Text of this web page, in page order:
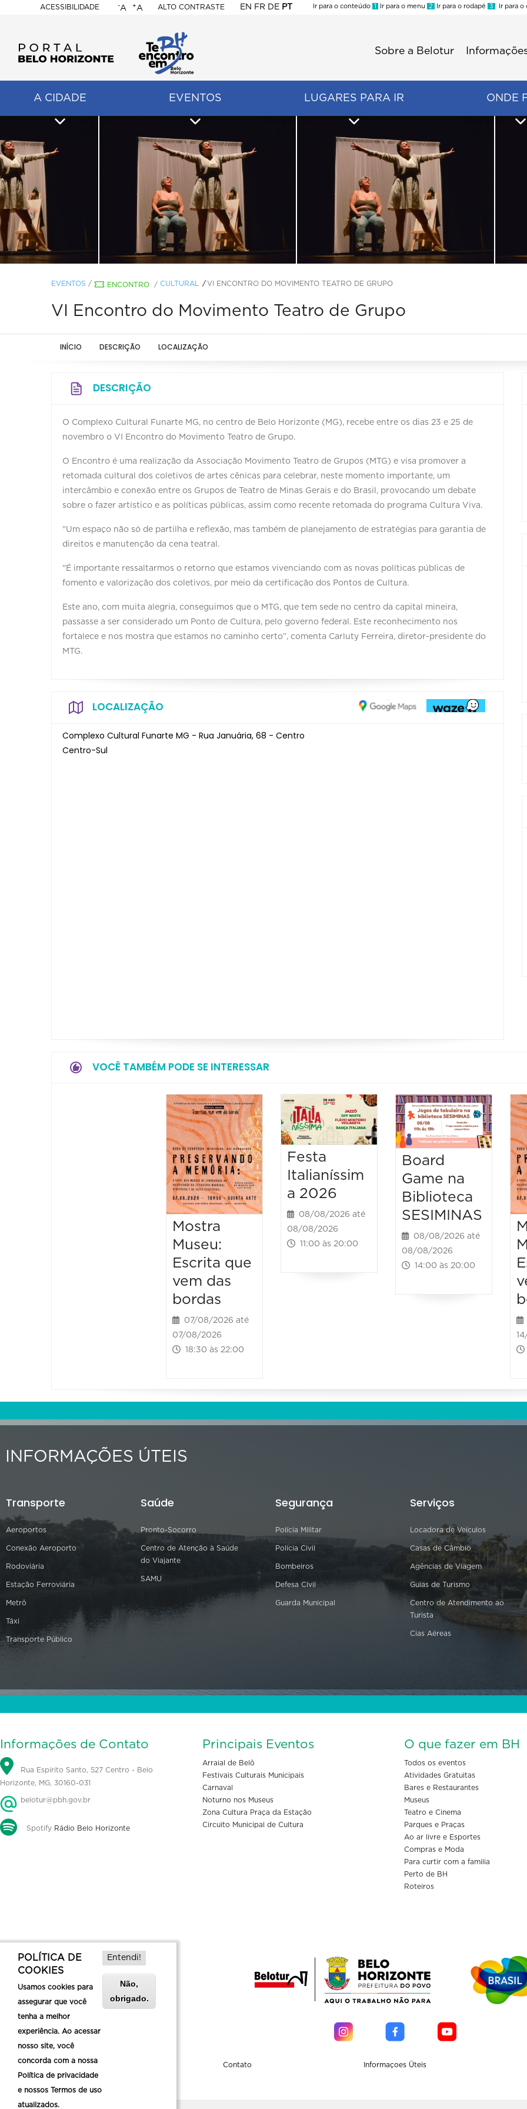
ACESSIBILIDADE
BELO
HORIZONTE
-A +A ALTO CONTRASTE EN FR DE PT
Ir para o conteúdo 1 Ir para o menu 2 Ir para o rodapé 3 Ir para o
Sobre a Belotur
A CIDADE EVENTOS LUGARES PARA IR ONDE
EVENTOS / ENCONTRO / CULTURAL VI ENCONTRO DO MOVIMENTO TEATRO DE GRUPO
VI Encontro do Movimento Teatro de Grupo
INÍCIO DESCRIÇÃO LOCALIZAÇÃO
DESCRIÇÃO
O Complexo Cultural Funarte MG, no centro de Belo Horizonte (MG), recebe entre os dias 23 e 25 de
novembro o VI Encontro do Movimento Teatro de Grupo.
O Encontro é uma realização da Associação Movimento Teatro de Grupos (MTG) e visa promover a
retomada cultural dos coletivos de artes cênicas para celebrar, neste momento importante, um
intercâmbio e conexão entre os Grupos de Teatro de Minas Gerais e do Brasil, provocando um debate
sobre o fazer artístico e as políticas públicas, assim como recente retomada do programa Cultura Viva.
"Um espaço não só de partilha e reflexão, mas também de planejamento de estratégias para garantia de
direitos e manutenção da cena teatral.
"É importante ressaltarmos o retorno que estamos vivenciando com as novas políticas públicas de
fomento e valorização dos coletivos, por meio da certificação dos Pontos de Cultura.
Este ano, com muita alegria, conseguimos que o MTG, que tem sede no centro da capital mineira,
passasse a ser considerado um Ponto de Cultura, pelo governo federal. Este reconhecimento nos
fortalece e nos mostra que estamos no caminho certo”, comenta Carluty Ferreira, diretor-presidente do
MTG.
LOCALIZAÇÃO
Complexo Cultural Funarte MG - Rua Januária, 68 - Centro
Centro-Sul
VOCÊ TAMBÉM PODE SE INTERESSAR
Mostra
Museu:
Escrita que
vem das
bordas
07/08/2026 até
07/08/2026
18:30 às 22:00
Festa
Italianíssim
a 2026
08/08/2026 até
08/08/2026
11:00 às 20:00
Board
Game na
Biblioteca
SESIMINAS
08/08/2026 até
08/08/2026
14:00 às 20:00
INFORMAÇÕES ÚTEIS
Transporte
Aeroportos
Conexão Aeroporto
Rodoviária
Estação Ferroviária
Metrô
Táxi
Transporte Público
Saúde
Pronto-Socorro
Centro de Atenção à Saúde
do Viajante
SAMU
Segurança
Polícia Militar
Polícia Civil
Bombeiros
Defesa Civil
Guarda Municipal
Serviços
Locadora de Veículos
Casas de Câmbio
Agências de Viagem
Guias de Turismo
Centro de Atendimento ao
Turista
Cias Aéreas
Informações de Contato
Rua Espírito Santo, 527 Centro - Belo
Horizonte, MG, 30160-031
belotur@pbh.gov.br
Spotify Rádio Belo Horizonte
Principais Eventos
Arraial de Belô
Festivais Culturais Municipais
Carnaval
Noturno nos Museus
Zona Cultura Praça da Estação
Circuito Municipal de Cultura
O que fazer em BH
Todos os eventos
Atividades Gratuitas
Bares e Restaurantes
Museus
Teatro e Cinema
Parques e Praças
Ao ar livre e Esportes
Compras e Moda
Para curtir com a familia
Perto de BH
Roteiros
Sobre a Belotur Contato Informaçoes Üteis
POLÍTICA DE
COOKIES
Usamos cookies para
assegurar que você
tenha a melhor
experiência. Ao acessar
nosso site, você
concorda com a nossa
Política de privacidade
e nossos Termos de uso
atualizados.
Entendi!
Não,
obrigado.